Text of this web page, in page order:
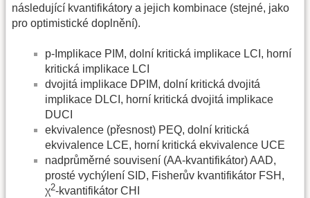
následující kvantifikátory a jejich kombinace (stejné, jako
pro optimistické doplnění).
p-Implikace PIM, dolní kritická implikace LCI, horní
kritická implikace LCI
dvojitá implikace DPIM, dolní kritická dvojitá
implikace DLCI, horní kritická dvojitá implikace
DUCI
ekvivalence (přesnost) PEQ, dolní kritická
ekvivalence LCE, horní kritická ekvivalence UCE
nadprůměrné souvisení (AA-kvantifikátor) AAD,
prosté vychýlení SID, Fisherův kvantifikátor FSH,
χ2-kvantifikátor CHI